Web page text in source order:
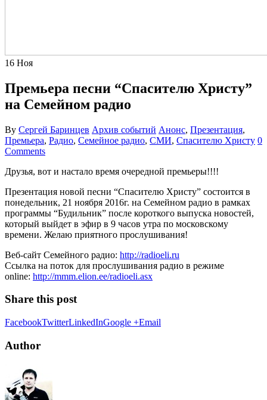
16 Ноя
Премьера песни “Спасителю Христу”
на Семейном радио
By Сергей Баринцев Архив событий Анонс, Презентация,
Премьера, Радио, Семейное радио, СМИ, Спасителю Христу 0
Comments
Друзья, вот и настало время очередной премьеры!!!!
Презентация новой песни “Спасителю Христу” состоится в
понедельник, 21 ноября 2016г. на Семейном радио в рамках
программы “Будильник” после короткого выпуска новостей,
который выйдет в эфир в 9 часов утра по московскому
времени. Желаю приятного прослушивания!
Веб-сайт Семейного радио: http://radioeli.ru
Ссылка на поток для прослушивания радио в режиме
online: http://mmm.elion.ee/radioeli.asx
Share this post
FacebookTwitterLinkedInGoogle +Email
Author